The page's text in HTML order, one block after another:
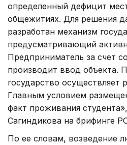
определенный дефицит
общежитиях. Для решения
разработан механизм
предусматривающий
Предприниматель за счет
производит ввод объекта.
государство осуществляет
Главным условием
факт проживания
Сагиндикова на брифинге
По ее словам, возведение